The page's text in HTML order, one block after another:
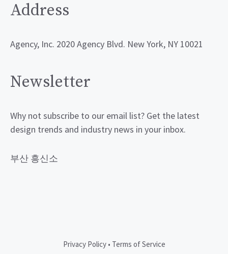
Address
Agency, Inc. 2020 Agency Blvd. New York, NY 10021
Newsletter
Why not subscribe to our email list? Get the latest
design trends and industry news in your inbox.
부산 흥신소
Privacy Policy• Terms of Service